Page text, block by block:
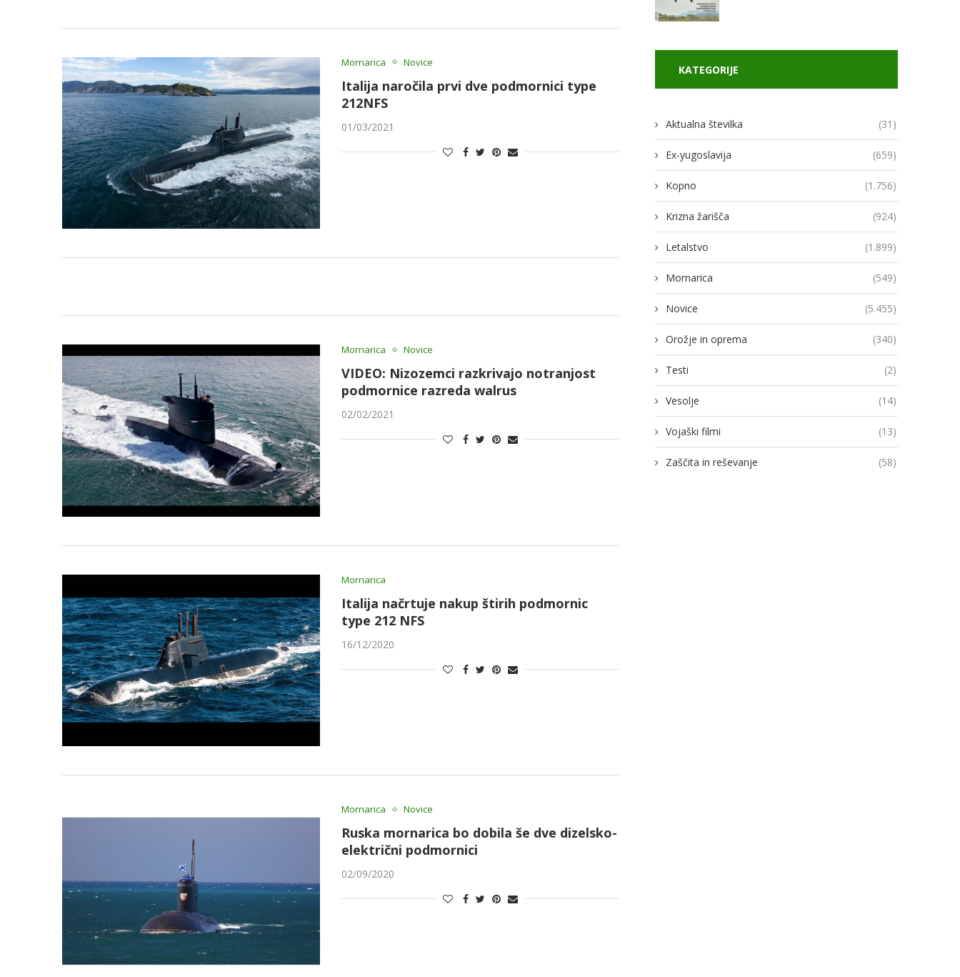
Mornarica Novice
Italija naročila prvi dve podmornici type
212NFS
01/03/2021
Mornarica Novice
VIDEO: Nizozemci razkrivajo notranjost
podmornice razreda walrus
02/02/2021
Mornarica
Italija načrtuje nakup štirih podmornic
type 212 NFS
16/12/2020
Mornarica Novice
Ruska mornarica bo dobila še dve dizelsko-
električni podmornici
02/09/2020
KATEGORIJE
Aktualna številka (31)
Ex-yugoslavija (659)
Kopno (1.756)
Krizna žarišča (924)
Letalstvo (1.899)
Mornarica (549)
Novice (5.455)
Orožje in oprema (340)
Testi (2)
Vesolje (14)
Vojaški filmi (13)
Zaščita in reševanje (58)